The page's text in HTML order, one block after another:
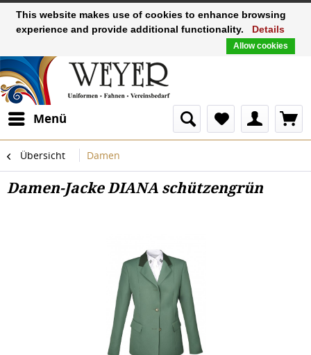
Menü
Übersicht Damen
Damen-Jacke DIANA schützengrün
This website makes use of cookies to enhance browsing
experience and provide additional functionality.
Details
Allow cookies